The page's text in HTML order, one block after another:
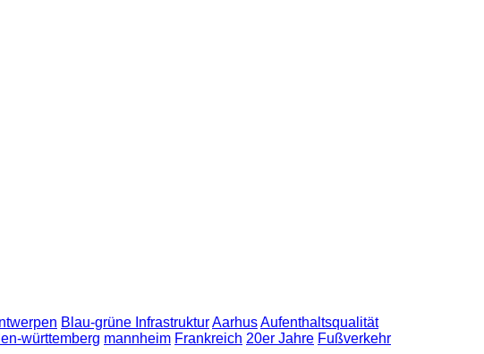
Blau-grüne InfrastrukturAarhusAufenthaltsqualität
württemberg mannheim Frankreich 20er Jahre Fußverkehr